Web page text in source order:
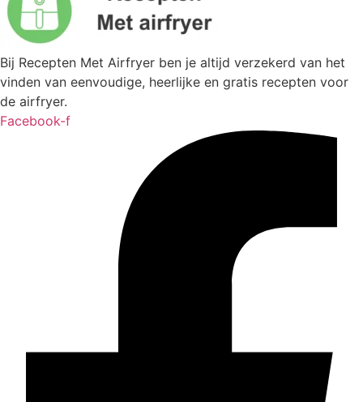
Bij Recepten Met Airfryer ben je altijd verzekerd van het
vinden van eenvoudige, heerlijke en gratis recepten voor
de airfryer.
Facebook-f